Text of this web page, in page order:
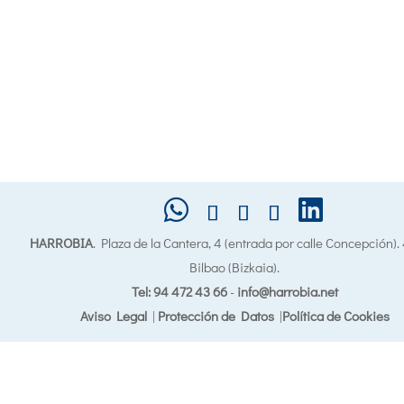
HARROBIA. Plaza de la Cantera, 4 (entrada por calle
Bilbao (Bizkaia).
Tel: 94 472 43 66- info@harrobia.net
Aviso Legal| Protección de Datos|Política de Cookies